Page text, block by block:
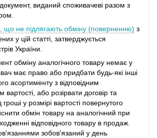
виданий споживачеві разом з
що не підлягають обміну (поверненню) з
у цій статті, затверджується
України.
обміну аналогічного товару немає у
має право або придбати будь-які інші
асортименту з відповідним
або розірвати договір та
у розмірі вартості повернутого
обмін товару на аналогічний при
відповідного товару в продаж.
зобов'язаний у день